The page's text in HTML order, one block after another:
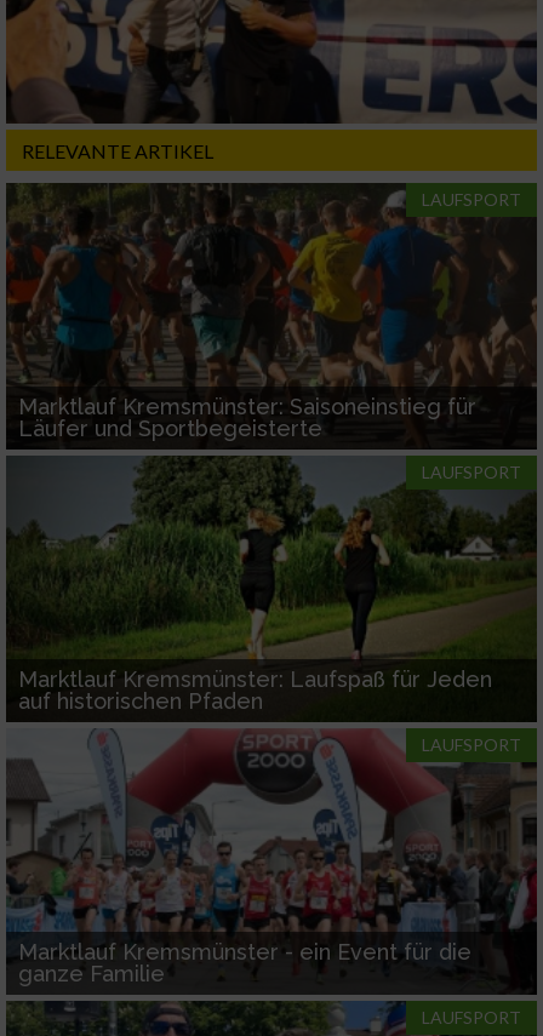
RELEVANTE ARTIKEL
LAUFSPORT
Marktlauf Kremsmünster: Saisoneinstieg für
Läufer und Sportbegeisterte
LAUFSPORT
Marktlauf Kremsmünster: Laufspaß für Jeden
auf historischen Pfaden
LAUFSPORT
Marktlauf Kremsmünster - ein Event für die
ganze Familie
LAUFSPORT
Notwendig
Performance
Funktional
Werbung